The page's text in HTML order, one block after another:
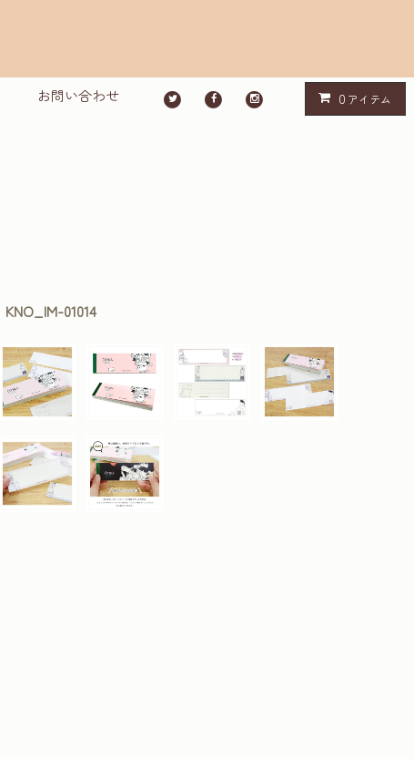
お問い合わせ 0 アイテム
KNO_IM-01014